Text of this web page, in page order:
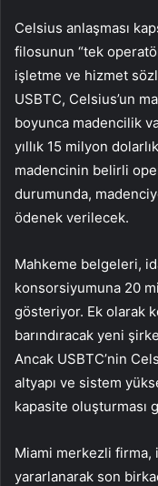
Celsius anlaşması
filosunun “tek
işletme ve hizmet
USBTC, Celsius’un
boyunca madencilik
yıllık 15 milyon
madencinin belirli
durumunda,
ödenek verilecek.
Mahkeme belgeleri,
konsorsiyumuna 20
gösteriyor. Ek olarak
barındıracak yeni
Ancak USBTC’nin
altyapı ve sistem
kapasite oluşturması
Miami merkezli firma,
yararlanarak son